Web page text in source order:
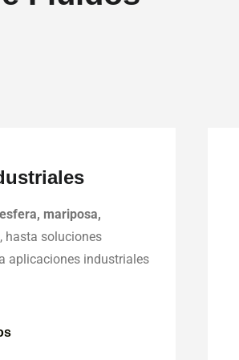
mariposa,
, hasta soluciones
aplicaciones industriales